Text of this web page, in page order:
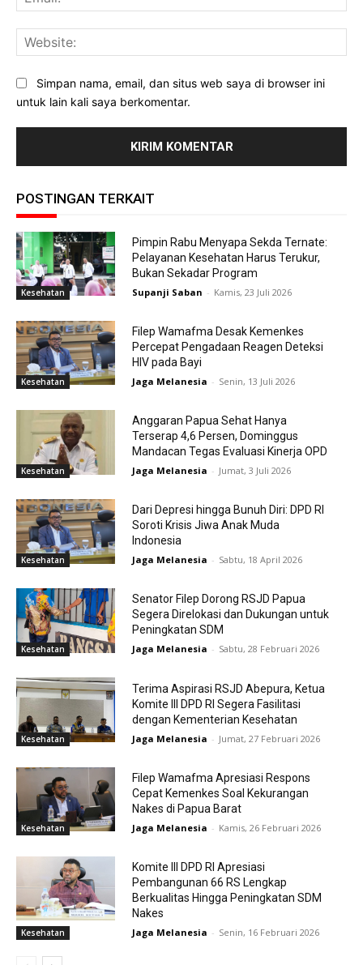
Simpan nama, email, dan situs web saya di browser ini
untuk lain kali saya berkomentar.
POSTINGAN TERKAIT
Kesehatan
Pimpin Rabu Menyapa Sekda Ternate:
Pelayanan Kesehatan Harus Terukur,
Bukan Sekadar Program
Supanji Saban - Kamis, 23 Juli 2026
Kesehatan
Filep Wamafma Desak Kemenkes
Percepat Pengadaan Reagen Deteksi
HIV pada Bayi
Jaga Melanesia - Senin, 13 Juli 2026
Kesehatan
Anggaran Papua Sehat Hanya
Terserap 4,6 Persen, Dominggus
Mandacan Tegas Evaluasi Kinerja OPD
Jaga Melanesia - Jumat, 3 Juli 2026
Kesehatan
Dari Depresi hingga Bunuh Diri: DPD RI
Soroti Krisis Jiwa Anak Muda
Indonesia
Jaga Melanesia - Sabtu, 18 April 2026
Kesehatan
Senator Filep Dorong RSJD Papua
Segera Direlokasi dan Dukungan untuk
Peningkatan SDM
Jaga Melanesia - Sabtu, 28 Februari 2026
Kesehatan
Terima Aspirasi RSJD Abepura, Ketua
Komite III DPD RI Segera Fasilitasi
dengan Kementerian Kesehatan
Jaga Melanesia - Jumat, 27 Februari 2026
Kesehatan
Filep Wamafma Apresiasi Respons
Cepat Kemenkes Soal Kekurangan
Nakes di Papua Barat
Jaga Melanesia - Kamis, 26 Februari 2026
Kesehatan
Komite III DPD RI Apresiasi
Pembangunan 66 RS Lengkap
Berkualitas Hingga Peningkatan SDM
Nakes
Jaga Melanesia - Senin, 16 Februari 2026